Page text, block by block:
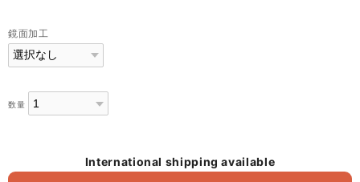
鏡面加工
数量
International shipping available